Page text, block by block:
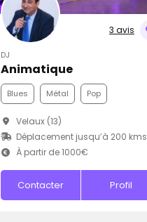
3 avis
DJ
Animatique
Blues Métal Pop
Velaux (13)
Déplacement jusqu’à 200 kms
À partir de 1000€
Contacter Profil